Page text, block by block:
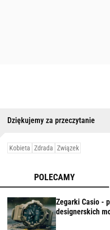
Dziękujemy za przeczytanie
Kobieta Zdrada Związek
POLECAMY
Zegarki Casio -
designerskich